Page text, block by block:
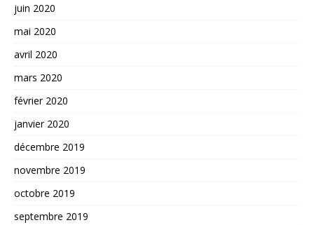
juin 2020
mai 2020
avril 2020
mars 2020
février 2020
janvier 2020
décembre 2019
novembre 2019
octobre 2019
septembre 2019